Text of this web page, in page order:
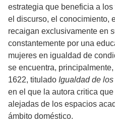
estrategia que beneficia a
el discurso, el conocimiento,
recaigan exclusivamente en
constantemente por una
mujeres en igualdad de
se encuentra,
1622, titulado Igualdad de
en el que la autora critica
alejadas de los espacios
ámbito doméstico.